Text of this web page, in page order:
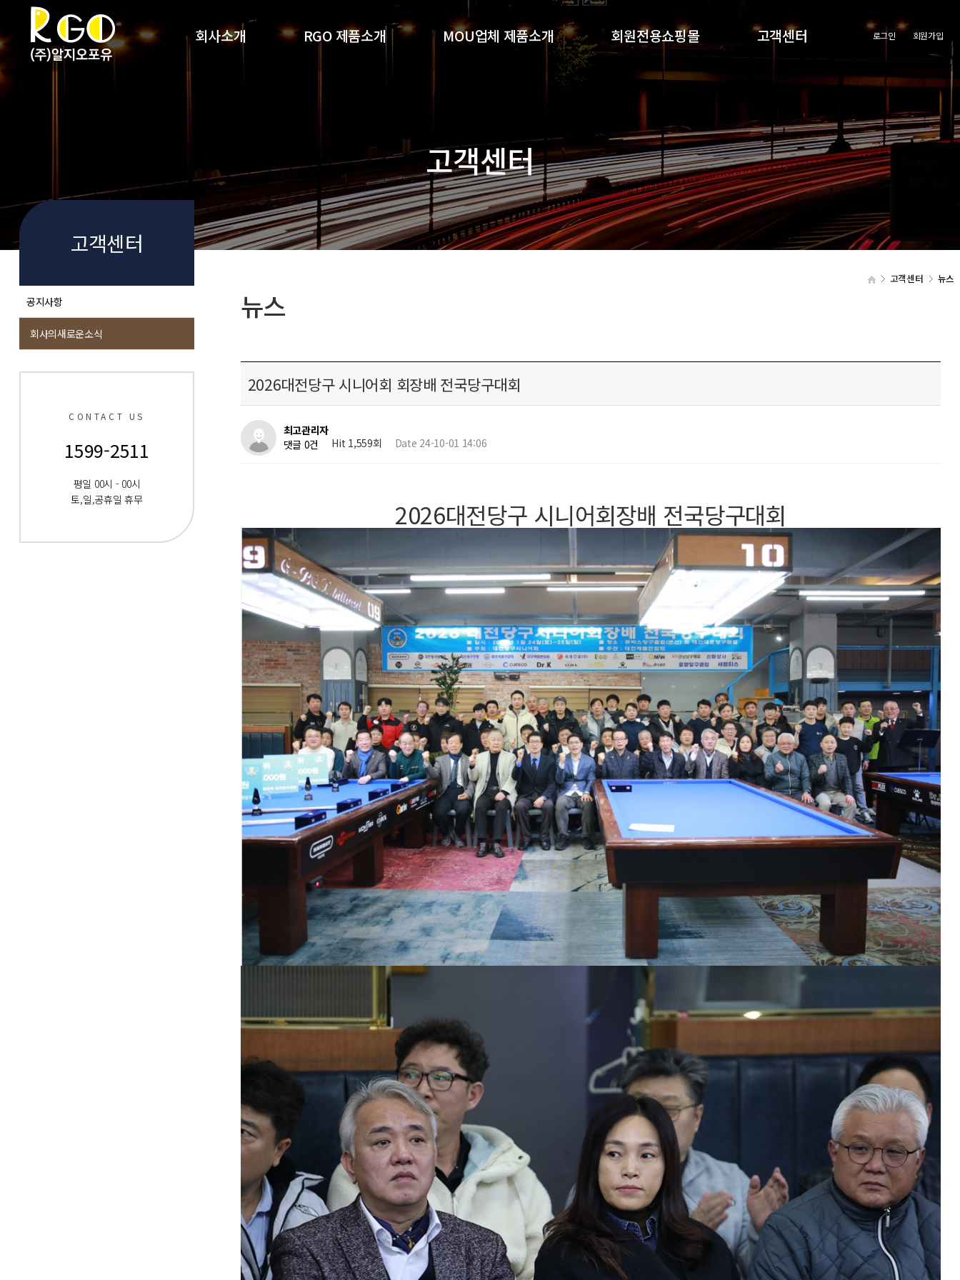
회사소개 RGO 제품소개 MOU업체 제품소개
(주)황빈코스메디
기타MOU제품소개
회원전용쇼핑몰
회원전용쇼핑몰
고객센터
회사의새로운소식
로그인 회원가입
고객센터 뉴스
고객센터
고객센터
공지사항
회사의새로운소식
CONTACT US
1599-2511
평일 00시 - 00시
토,일,공휴일 휴무
뉴스
2026대전당구 시니어회 회장배 전국당구대회
최고관리자
댓글 0건
Hit 1,559회 Date 24-10-01 14:06
2026대전당구 시니어회장배 전국당구대회